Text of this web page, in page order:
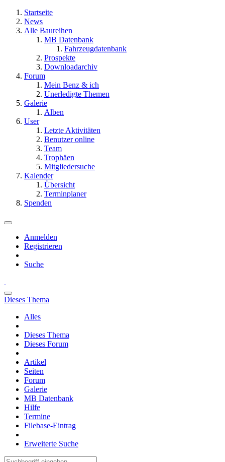
Startseite
News
Alle Baureihen
MB Datenbank
Fahrzeugdatenbank
Prospekte
Downloadarchiv
Forum
Mein Benz & ich
Unerledigte Themen
Galerie
Alben
User
Letzte Aktivitäten
Benutzer online
Team
Trophäen
Mitgliedersuche
Kalender
Übersicht
Terminplaner
Spenden
Anmelden
Registrieren
Suche
Dieses Thema
Alles
Dieses Thema
Dieses Forum
Artikel
Seiten
Forum
Galerie
MB Datenbank
Hilfe
Termine
Filebase-Eintrag
Erweiterte Suche